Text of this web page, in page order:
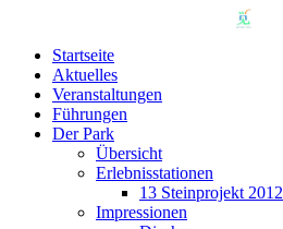
Startseite
Aktuelles
Veranstaltungen
Führungen
Der Park
Übersicht
Erlebnisstationen
13 Steinprojekt 2012
Impressionen